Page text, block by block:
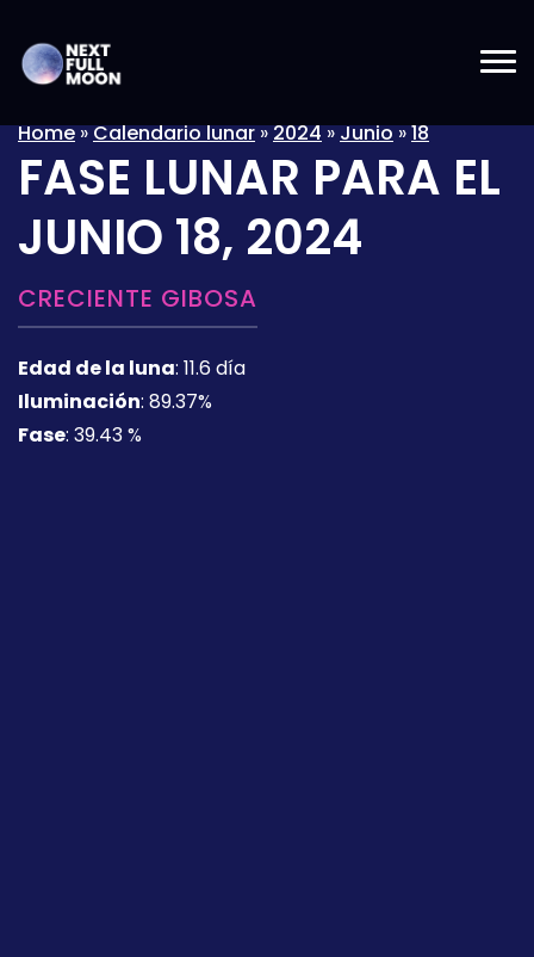
Home»Calendario lunar»2024»Junio»18
FASE LUNAR PARA EL
JUNIO 18, 2024
CRECIENTE GIBOSA
Edad de la luna: 11.6 día
Iluminación: 89.37%
Fase: 39.43 %